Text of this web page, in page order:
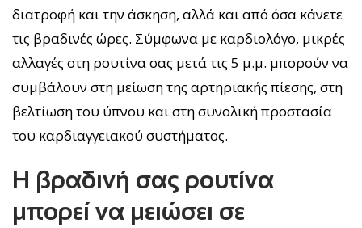
διατροφή και την άσκηση, αλλά και από όσα κάνετε
τις βραδινές ώρες. Σύμφωνα με καρδιολόγο, μικρές
αλλαγές στη ρουτίνα σας μετά τις 5 μ.μ. μπορούν να
συμβάλουν στη μείωση της αρτηριακής πίεσης, στη
βελτίωση του ύπνου και στη συνολική προστασία
του καρδιαγγειακού συστήματος.
Η βραδινή σας ρουτίνα
μπορεί να μειώσει σε